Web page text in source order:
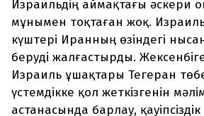
Израильдің аймақтағы әскери
мұнымен тоқтаған жоқ.
күштері Иранның өзіндегі
беруді жалғастырды.
Израиль ұшақтары Тегеран
үстемдікке қол жеткізгенін
астанасында барлау,